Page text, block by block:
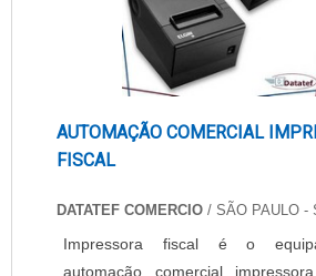
AUTOMAÇÃO COMERCIAL
FISCAL
DATATEF COMERCIO / SÃO PAULO -
Impressora fiscal é o
automação comercial